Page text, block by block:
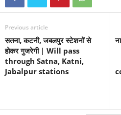
Previous article
सतना, कटनी, जबलपुर स्टेशनों से
होकर गुजरेगी | Will pass
through Satna, Katni,
Jabalpur stations